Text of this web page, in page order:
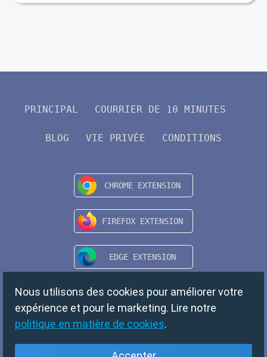
PRINCIPAL COURRIER DE 10 MINUTES
BLOG VIE PRIVÉE CONDITIONS
Nous utilisons des cookies pour améliorer votre
expérience et pour le marketing. Lire notre
politique en matière de cookies.